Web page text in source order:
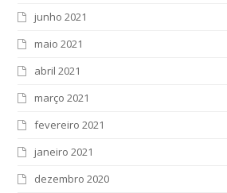
junho 2021
maio 2021
abril 2021
março 2021
fevereiro 2021
janeiro 2021
dezembro 2020